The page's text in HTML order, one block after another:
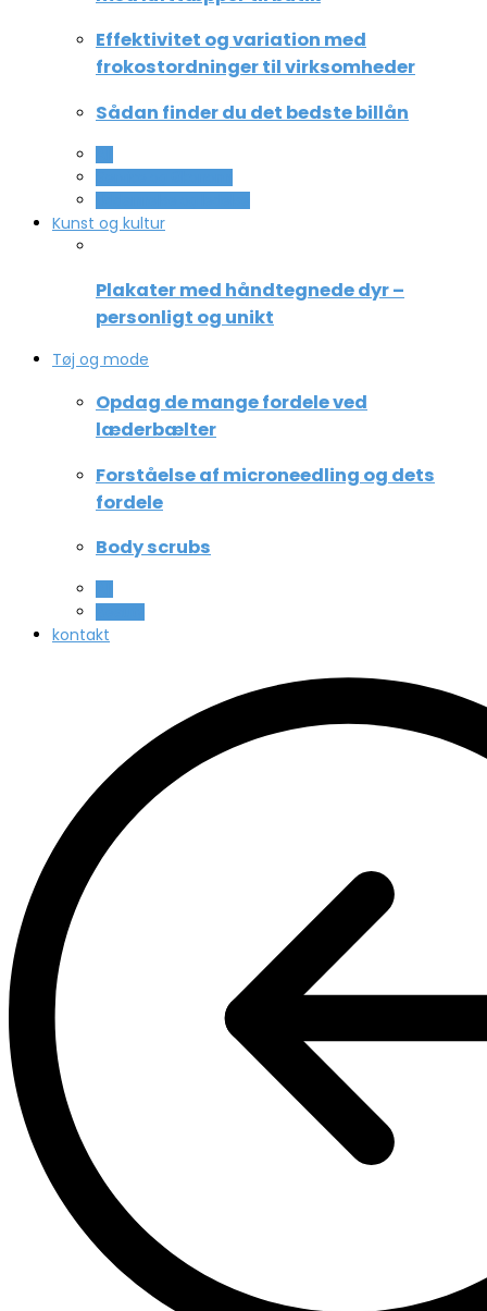
Effektivitet og variation med
frokostordninger til virksomheder
Sådan finder du det bedste billån
Kunst og kultur
Plakater med håndtegnede dyr –
personligt og unikt
Tøj og mode
Opdag de mange fordele ved
læderbælter
Forståelse af microneedling og dets
fordele
Body scrubs
kontakt